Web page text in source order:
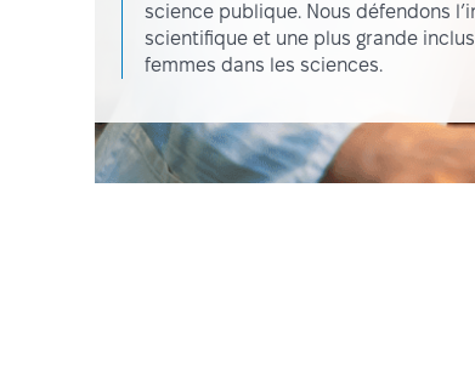
science publique. Nous défendons
scientifique et une plus grande
femmes dans les sciences.